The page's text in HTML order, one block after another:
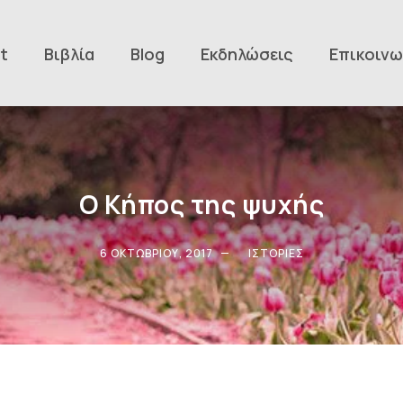
Βιβλία Blog Εκδηλώσεις
Ο Κήπος της ψυχής
6 ΟΚΤΩΒΡΊΟΥ, 2017 ΙΣΤΟΡΊΕΣ